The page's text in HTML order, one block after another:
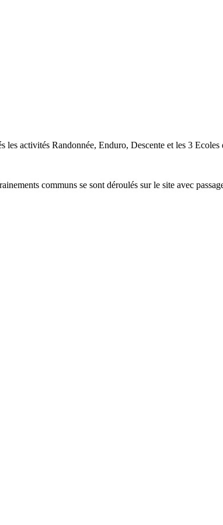
les activités Randonnée, Enduro, Descente et les 3
communs se sont déroulés sur le site avec